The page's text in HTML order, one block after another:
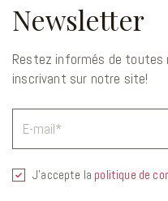
Newsletter
Restez informés de toutes
inscrivant sur notre site!
mail
J'accepte la politique de